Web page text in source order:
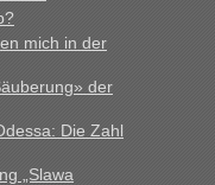
mich in der
der
Die Zahl
„Slawa